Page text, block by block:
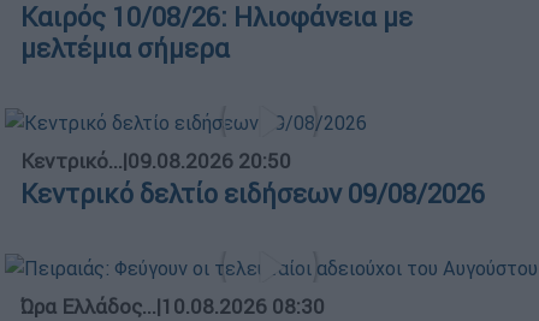
Καιρός 10/08/26: Ηλιοφάνεια με
μελτέμια σήμερα
Κεντρικό...|09.08.2026 20:50
Κεντρικό δελτίο ειδήσεων 09/08/2026
Ώρα Ελλάδος...|10.08.2026 08:30